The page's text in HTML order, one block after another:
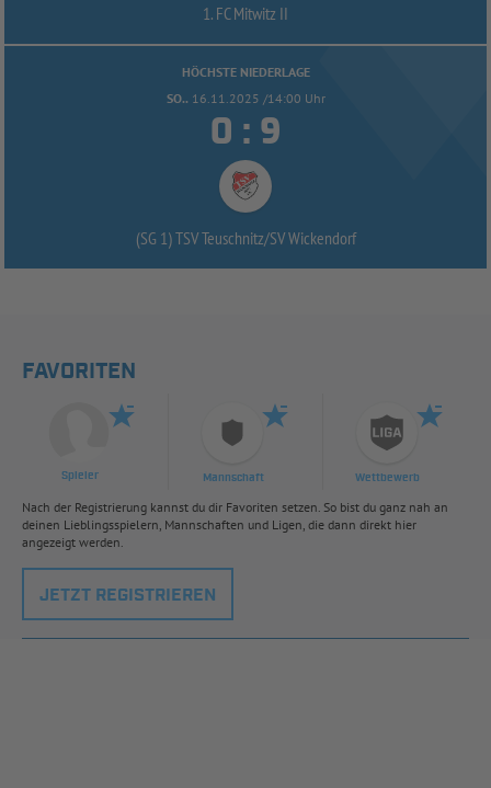
1. FC Mitwitz II
HÖCHSTE NIEDERLAGE
SO.. 16.11.2025 /14:00 Uhr
 : 
(SG 1) TSV Teuschnitz/SV Wickendorf
FAVORITEN
Spieler Mannschaft Wettbewerb
Nach der Registrierung kannst du dir Favoriten setzen. So bist du ganz nah an
deinen Lieblingsspielern, Mannschaften und Ligen, die dann direkt hier
angezeigt werden.
JETZT REGISTRIEREN